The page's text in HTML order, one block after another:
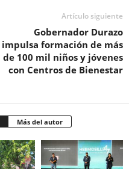
Artículo siguiente
Gobernador Durazo
impulsa formación de más
de 100 mil niños y jóvenes
con Centros de Bienestar
Más del autor